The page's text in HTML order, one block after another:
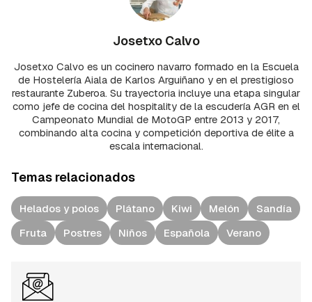
Josetxo Calvo
Josetxo Calvo es un cocinero navarro formado en la Escuela
de Hostelería Aiala de Karlos Arguiñano y en el prestigioso
restaurante Zuberoa. Su trayectoria incluye una etapa singular
como jefe de cocina del hospitality de la escudería AGR en el
Campeonato Mundial de MotoGP entre 2013 y 2017,
combinando alta cocina y competición deportiva de élite a
escala internacional.
Temas relacionados
Helados y polos Plátano Kiwi Melón
Sandía
Fruta
Postres Niños Española Verano